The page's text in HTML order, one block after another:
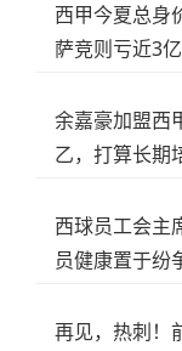
西甲今夏总身
萨竞则亏近3
余嘉豪加盟西
乙，打算长期
西球员工会主
员健康置于纷
再见，热刺！